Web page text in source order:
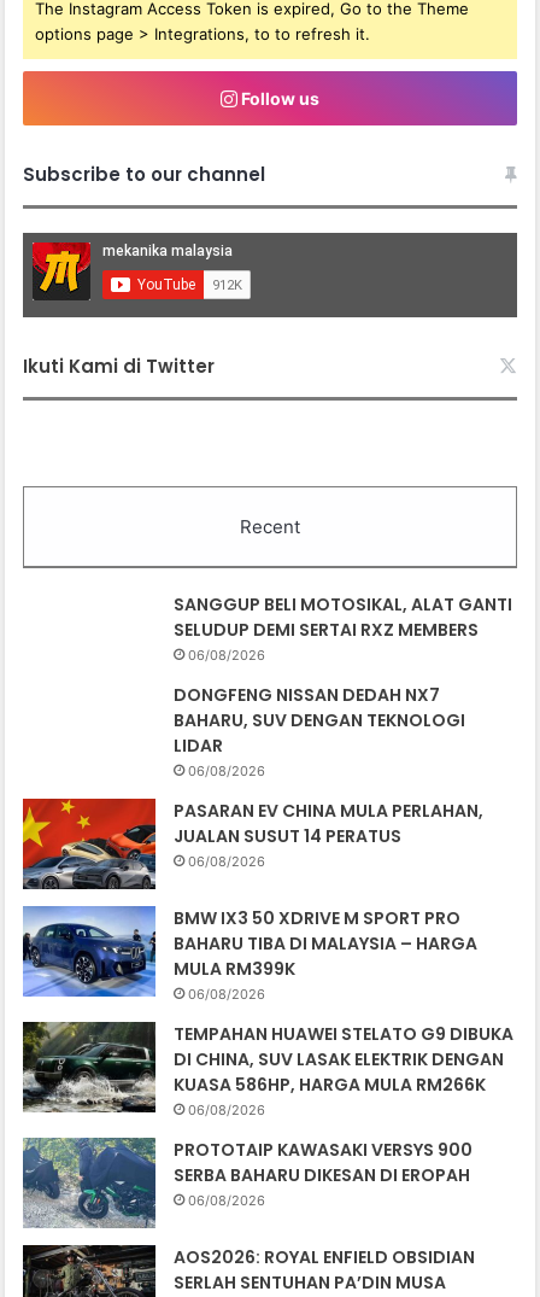
The Instagram Access Token is expired, Go to the Theme
options page > Integrations, to to refresh it.
Follow us
Subscribe to our channel
Ikuti Kami di Twitter
Recent
SANGGUP BELI MOTOSIKAL, ALAT GANTI
SELUDUP DEMI SERTAI RXZ MEMBERS
06/08/2026
DONGFENG NISSAN DEDAH NX7
BAHARU, SUV DENGAN TEKNOLOGI
LIDAR
06/08/2026
PASARAN EV CHINA MULA PERLAHAN,
JUALAN SUSUT 14 PERATUS
06/08/2026
BMW IX3 50 XDRIVE M SPORT PRO
BAHARU TIBA DI MALAYSIA – HARGA
MULA RM399K
06/08/2026
TEMPAHAN HUAWEI STELATO G9 DIBUKA
DI CHINA, SUV LASAK ELEKTRIK DENGAN
KUASA 586HP, HARGA MULA RM266K
06/08/2026
PROTOTAIP KAWASAKI VERSYS 900
SERBA BAHARU DIKESAN DI EROPAH
06/08/2026
AOS2026: ROYAL ENFIELD OBSIDIAN
SERLAH SENTUHAN PA’DIN MUSA